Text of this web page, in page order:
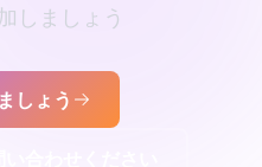
しましょう
しょう